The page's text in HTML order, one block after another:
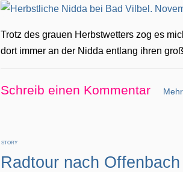
Trotz des grauen Herbstwetters zog es
dort immer an der Nidda entlang ihren
Schreib einen Kommentar Mehr
STORY
Radtour nach Offenbach